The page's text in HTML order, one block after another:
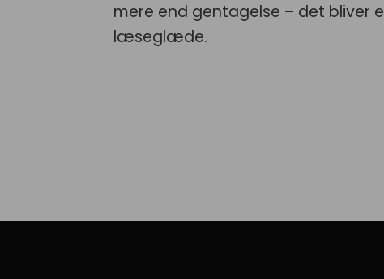
mere end gentagelse – det bliver
læseglæde.